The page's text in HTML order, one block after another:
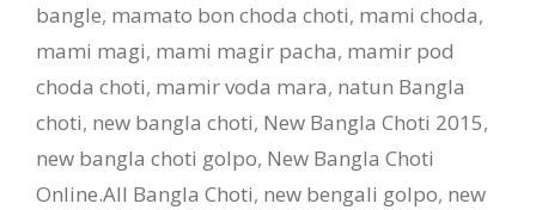
bangle, mamato bon choda choti, mami choda,
mami magi, mami magir pacha, mamir pod
choda choti, mamir voda mara, natun Bangla
choti, new bangla choti, New Bangla Choti 2015,
new bangla choti golpo, New Bangla Choti
Online.All Bangla Choti, new bengali golpo, new